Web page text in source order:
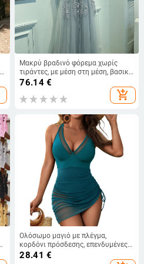
Μακρύ βραδινό φόρεμα χωρίς
τιράντες, με μέση στη μέση, βασικό
ύφασμα πολυεστέρας και
76.14€
add_shopping_cart
Ολόσωμο μαγιό με πλέγμα,
κορδόνι πρόσδεσης, επενδυμένες
cups, γρήγορο στέγνωμα, υψηλή
28.41 €